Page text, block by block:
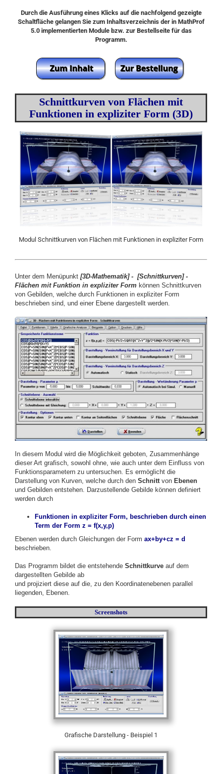
Durch die Ausführung eines Klicks auf die nachfolgend gezeigte
Schaltfläche gelangen Sie zum Inhaltsverzeichnis der in MathProf
5.0 implementierten Module bzw. zur Bestellseite für das
Programm.
Schnittkurven von Flächen mit
Funktionen in expliziter Form (3D)
Modul Schnittkurven von Flächen mit Funktionen in expliziter Form
Unter dem Menüpunkt [3D-Mathematik] - [Schnittkurven] -
Flächen mit Funktion in expliziter Form können Schnittkurven
von Gebilden, welche durch Funktionen in expliziter Form
beschrieben sind, und einer Ebene dargestellt werden.
In diesem Modul wird die Möglichkeit geboten, Zusammenhänge
dieser Art grafisch, sowohl ohne, wie auch unter dem Einfluss von
Funktionsparametern zu untersuchen. Es ermöglicht die
Darstellung von Kurven, welche durch den Schnitt von Ebenen
und Gebilden entstehen. Darzustellende Gebilde können definiert
werden durch
Funktionen in expliziter Form, beschrieben durch einen
Term der Form z = f(x,y,p)
Ebenen werden durch Gleichungen der Form ax+by+cz = d
beschrieben.
Das Programm bildet die entstehende Schnittkurve auf dem
dargestellten Gebilde ab
und projiziert diese auf die, zu den Koordinatenebenen parallel
liegenden, Ebenen.
Screenshots
Grafische Darstellung - Beispiel 1